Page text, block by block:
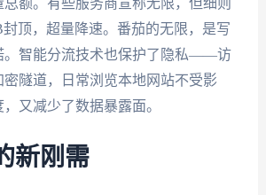
额。有些服务商宣称无限，但细则
封顶，超量降速。番茄的无限，是写
。智能分流技术也保护了隐私——访
隧道，日常浏览本地网站不受影
又减少了数据暴露面。
新刚需